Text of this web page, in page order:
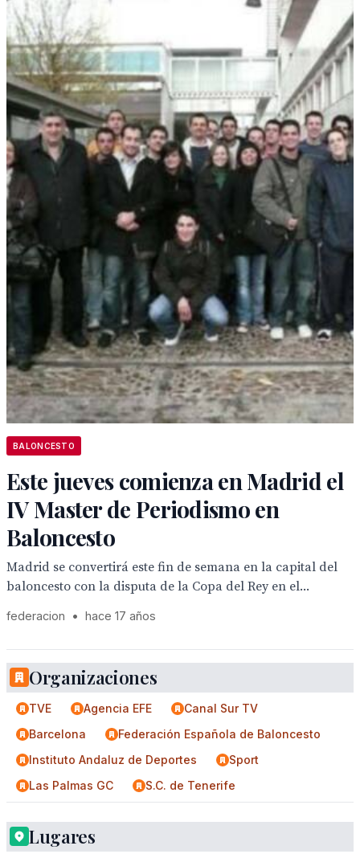
BALONCESTO
Este jueves comienza en Madrid el
IV Master de Periodismo en
Baloncesto
Madrid se convertirá este fin de semana en la capital del
baloncesto con la disputa de la Copa del Rey en el...
federacion • hace 17 años
Organizaciones
TVE Agencia EFE
Canal Sur TV
Barcelona
Federación Española de Baloncesto
Instituto Andaluz de Deportes
Sport
Las Palmas GC
S.C. de Tenerife
Lugares